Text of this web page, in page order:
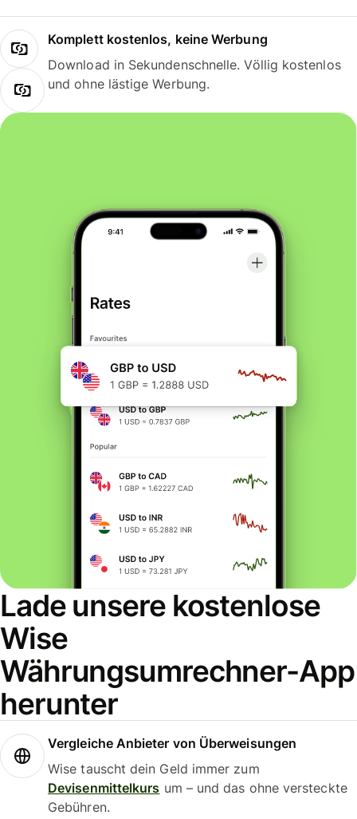
Komplett kostenlos, keine Werbung
Download in Sekundenschnelle. Völlig kostenlos
und ohne lästige Werbung.
Lade unsere kostenlose
Wise
Währungsumrechner-App
herunter
Vergleiche Anbieter von Überweisungen
Wise tauscht dein Geld immer zum
Devisenmittelkurs um – und das ohne versteckte
Gebühren.